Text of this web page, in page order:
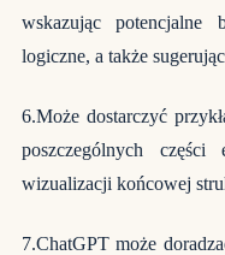
wskazując potencjalne
logiczne, a także
6.Może dostarczyć
poszczególnych
wizualizacji końcowej
7.ChatGPT może